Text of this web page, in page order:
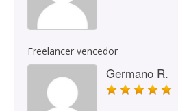
Freelancer vencedor
Germano R.